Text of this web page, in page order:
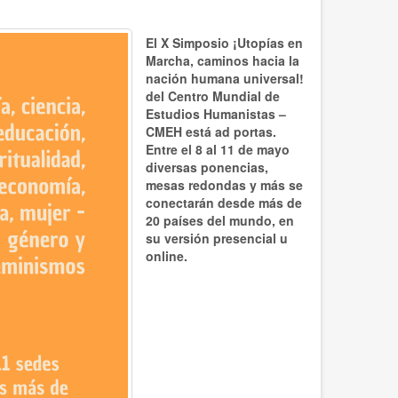
El X Simposio ¡Utopías en
Marcha, caminos hacia la
nación humana universal!
del Centro Mundial de
Estudios Humanistas –
CMEH está ad portas.
Entre el 8 al 11 de mayo
diversas ponencias,
mesas redondas y más se
conectarán desde más de
20 países del mundo, en
su versión presencial u
online.